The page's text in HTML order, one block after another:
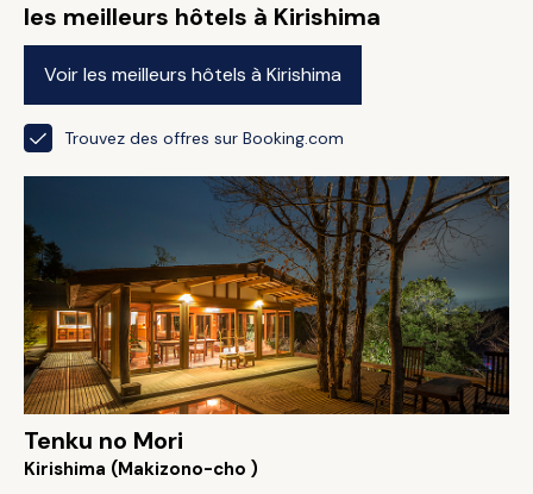
les meilleurs hôtels à Kirishima
Voir les meilleurs hôtels à Kirishima
Trouvez des offres sur Booking.com
Tenku no Mori
Kirishima (Makizono-cho )